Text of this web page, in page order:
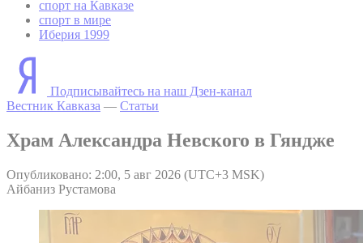
спорт на Кавказе
спорт в мире
Иберия 1999
Подписывайтесь на наш Дзен-канал
Вестник Кавказа — Статьи
Храм Александра Невского в Гяндже
Опубликовано: 2:00, 5 авг 2026 (UTC+3 MSK)
Айбаниз Рустамова